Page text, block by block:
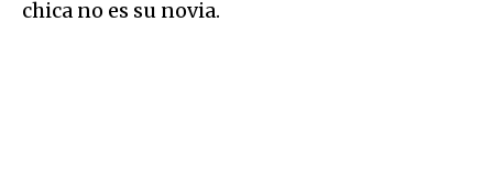
chica no es su novia.